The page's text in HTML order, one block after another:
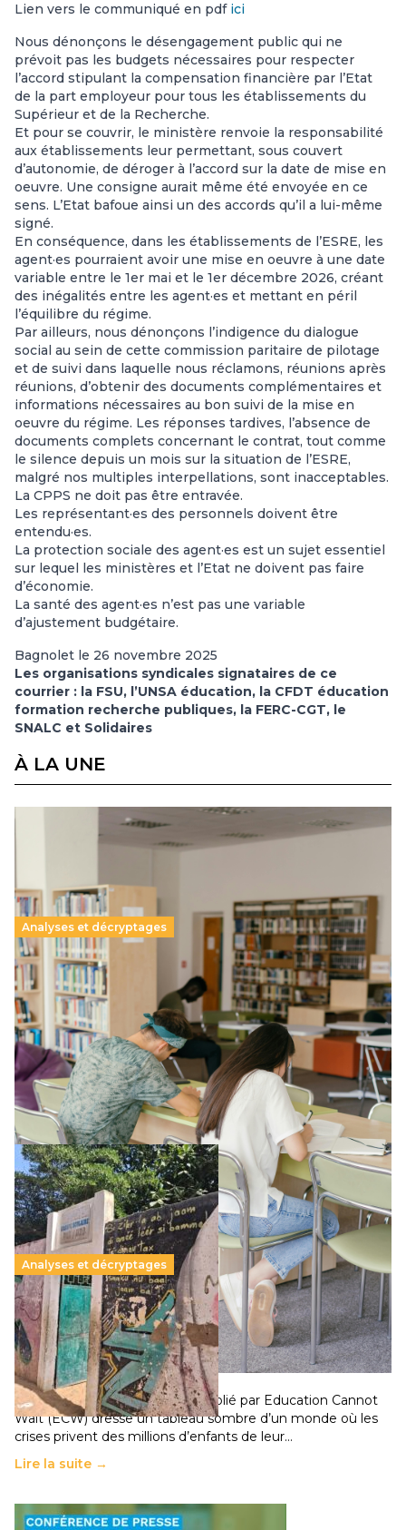
Lien vers le communiqué en pdf ici
Nous dénonçons le désengagement public qui ne
prévoit pas les budgets nécessaires pour respecter
l’accord stipulant la compensation financière par l’Etat
de la part employeur pour tous les établissements du
Supérieur et de la Recherche.
Et pour se couvrir, le ministère renvoie la responsabilité
aux établissements leur permettant, sous couvert
d’autonomie, de déroger à l’accord sur la date de mise en
oeuvre. Une consigne aurait même été envoyée en ce
sens. L’Etat bafoue ainsi un des accords qu’il a lui-même
signé.
En conséquence, dans les établissements de l’ESRE, les
agent·es pourraient avoir une mise en oeuvre à une date
variable entre le 1er mai et le 1er décembre 2026, créant
des inégalités entre les agent·es et mettant en péril
l’équilibre du régime.
Par ailleurs, nous dénonçons l’indigence du dialogue
social au sein de cette commission paritaire de pilotage
et de suivi dans laquelle nous réclamons, réunions après
réunions, d’obtenir des documents complémentaires et
informations nécessaires au bon suivi de la mise en
oeuvre du régime. Les réponses tardives, l’absence de
documents complets concernant le contrat, tout comme
le silence depuis un mois sur la situation de l’ESRE,
malgré nos multiples interpellations, sont inacceptables.
La CPPS ne doit pas être entravée.
Les représentant·es des personnels doivent être
entendu·es.
La protection sociale des agent·es est un sujet essentiel
sur lequel les ministères et l’Etat ne doivent pas faire
d’économie.
La santé des agent·es n’est pas une variable
d’ajustement budgétaire.
Bagnolet le 26 novembre 2025
Les organisations syndicales signataires de ce
courrier : la FSU, l’UNSA éducation, la CFDT éducation
formation recherche publiques, la FERC-CGT, le
SNALC et Solidaires
À LA UNE
Analyses et décryptages
Supérieur privé : une dérive qui met à mal la
promesse républicaine
11 juillet 2026-
Le projet de loi sur la régulation de l’enseignement
supérieur privé met en lumière l’amplification d’un système
qui relègue l’acte pédagogique au superfétatoire, voire à…
Lire la suite →
Analyses et décryptages
258 millions d’enfants victimes de la guerre, des
chocs climatiques et des déplacements de
population
11 juillet 2026- National
Un nouveau rapport mondial publié par Education Cannot
Wait (ECW) dresse un tableau sombre d’un monde où les
crises privent des millions d’enfants de leur…
Lire la suite →